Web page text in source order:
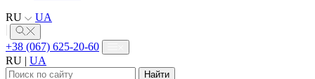
RU
UA
+38 (067) 625-20-60
RU | UA
Найти: